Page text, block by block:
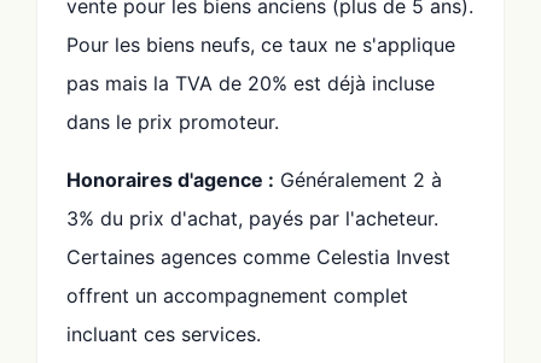
vente pour les biens anciens (plus de 5 ans).
Pour les biens neufs, ce taux ne s'applique
pas mais la TVA de 20% est déjà incluse
dans le prix promoteur.
Honoraires d'agence : Généralement 2 à
3% du prix d'achat, payés par l'acheteur.
Certaines agences comme Celestia Invest
offrent un accompagnement complet
incluant ces services.